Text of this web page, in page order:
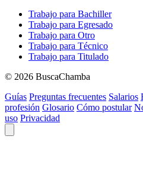
Trabajo para Bachiller
Trabajo para Egresado
Trabajo para Otro
Trabajo para Técnico
Trabajo para Titulado
© 2026 BuscaChamba
Guías Preguntas frecuentes Salarios
profesión Glosario Cómo postular
uso Privacidad